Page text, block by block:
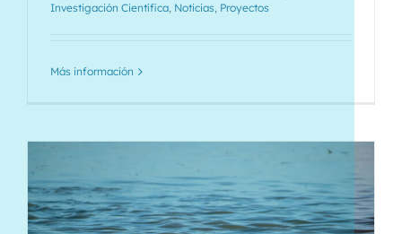
Investigación Científica, Noticias, Proyectos
Más información